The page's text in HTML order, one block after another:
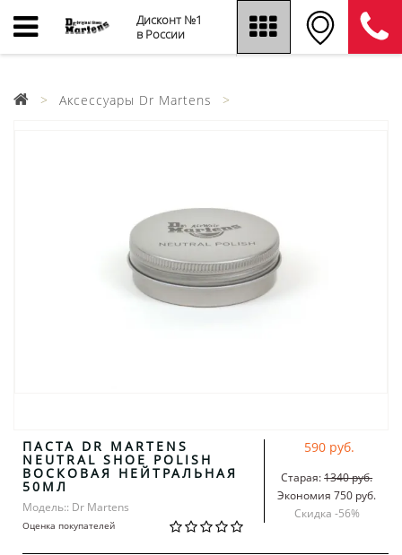
Дисконт №1
в России
Аксессуары Dr Martens
ПАСТА DR MARTENS
NEUTRAL SHOE POLISH
ВОСКОВАЯ НЕЙТРАЛЬНАЯ
50МЛ
Модель:: Dr Martens
Оценка покупателей
590 руб.
Старая:1340 руб.
Экономия 750 руб.
Скидка -56%